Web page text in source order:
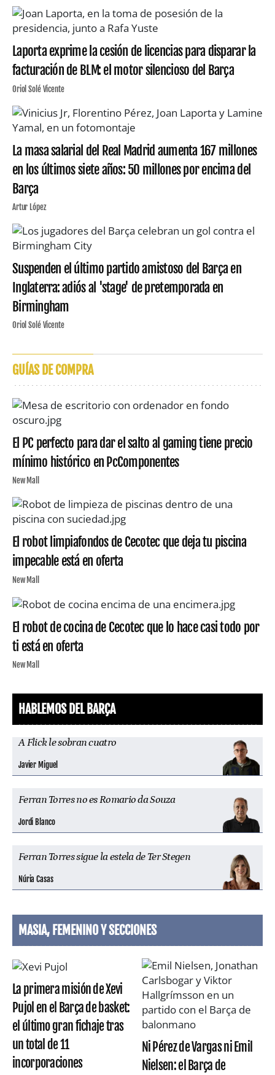
Laporta exprime la cesión de licencias para disparar la
facturación de BLM: el motor silencioso del Barça
Oriol Solé Vicente
La masa salarial del Real Madrid aumenta 167 millones
en los últimos siete años: 50 millones por encima del
Barça
Artur López
Suspenden el último partido amistoso del Barça en
Inglaterra: adiós al 'stage' de pretemporada en
Birmingham
Oriol Solé Vicente
GUÍAS DE COMPRA
El PC perfecto para dar el salto al gaming tiene precio
mínimo histórico en PcComponentes
New Mall
El robot limpiafondos de Cecotec que deja tu piscina
impecable está en oferta
New Mall
El robot de cocina de Cecotec que lo hace casi todo por
ti está en oferta
New Mall
HABLEMOS DEL BARÇA
A Flick le sobran cuatro
Javier Miguel
Ferran Torres no es Romario da Souza
Jordi Blanco
Ferran Torres sigue la estela de Ter Stegen
Núria Casas
MASIA, FEMENINO Y SECCIONES
La primera misión de Xevi
Pujol en el Barça de basket:
el último gran fichaje tras
un total de 11
incorporaciones
Ni Pérez de Vargas ni Emil
Nielsen: el Barça de